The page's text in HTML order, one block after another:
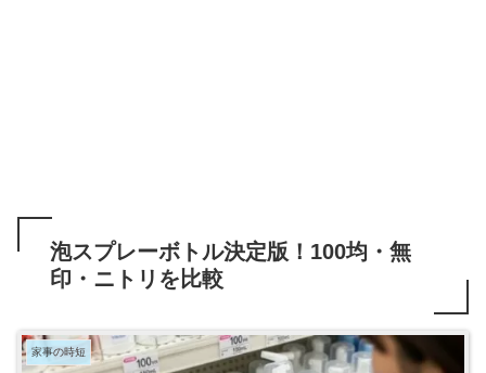
泡スプレーボトル決定版！100均・無
印・ニトリを比較
家事の時短